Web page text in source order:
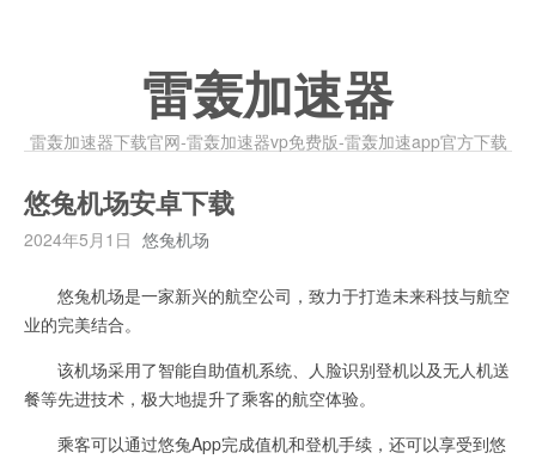
雷轰加速器
雷轰加速器下载官网-雷轰加速器vp免费版-雷轰加速app官方下载
悠兔机场安卓下载
2024年5月1日 悠兔机场
悠兔机场是一家新兴的航空公司，致力于打造未来科技与航空
业的完美结合。
该机场采用了智能自助值机系统、人脸识别登机以及无人机送
餐等先进技术，极大地提升了乘客的航空体验。
乘客可以通过悠兔App完成值机和登机手续，还可以享受到悠